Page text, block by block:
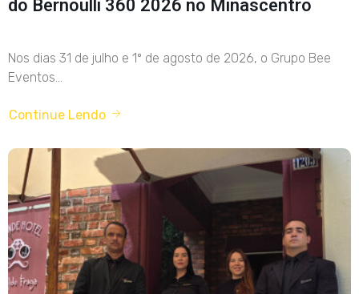
do Bernoulli 360 2026 no Minascentro
Nos dias 31 de julho e 1º de agosto de 2026, o Grupo Bee
Eventos...
Continue Lendo